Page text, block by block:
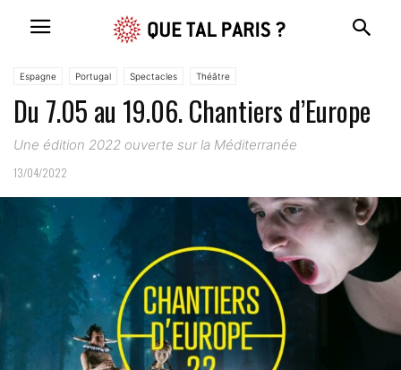
Espagne Portugal Spectacles Théâtre
Du 7.05 au 19.06. Chantiers d’Europe
Une édition 2022 ouverte sur la Méditerranée
13/04/2022